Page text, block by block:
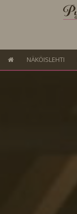
NÄKÖISLEHTI